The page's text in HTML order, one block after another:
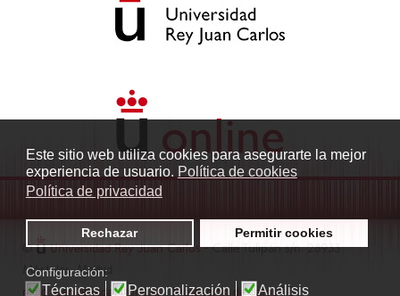
Este sitio web utiliza cookies para asegurarte la mejor
experiencia de usuario. Política de cookies
Política de privacidad
Rechazar Permitir cookies
Configuración:
Técnicas Personalización Análisis
© Universidad Rey Juan Carlos- Calle Tulipán s/n. 28933
Móstoles. Madrid
radio.fuenlabrada1@urjc.es|Protección de datos|